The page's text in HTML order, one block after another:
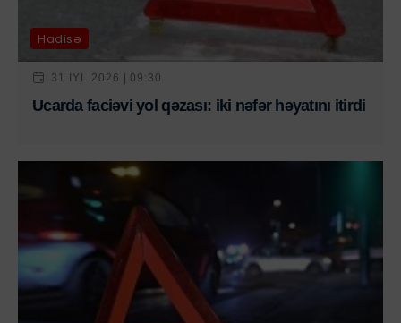
Hadisə
31 IYL 2026 | 09:30
Ucarda faciəvi yol qəzası: iki nəfər həyatını itirdi